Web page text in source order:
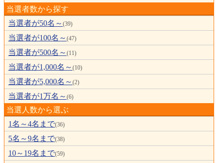
当選者数から探す
当選者が50名～ (39)
当選者が100名～ (47)
当選者が500名～ (11)
当選者が1,000名～ (10)
当選者が5,000名～ (2)
当選者が1万名～ (6)
当選人数から選ぶ
1名～4名まで(36)
5名～9名まで(38)
10～19名まで(59)